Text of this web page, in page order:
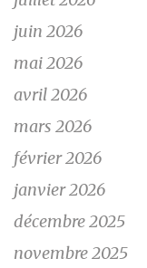
juin 2026
mai 2026
avril 2026
mars 2026
février 2026
janvier 2026
décembre 2025
novembre 2025